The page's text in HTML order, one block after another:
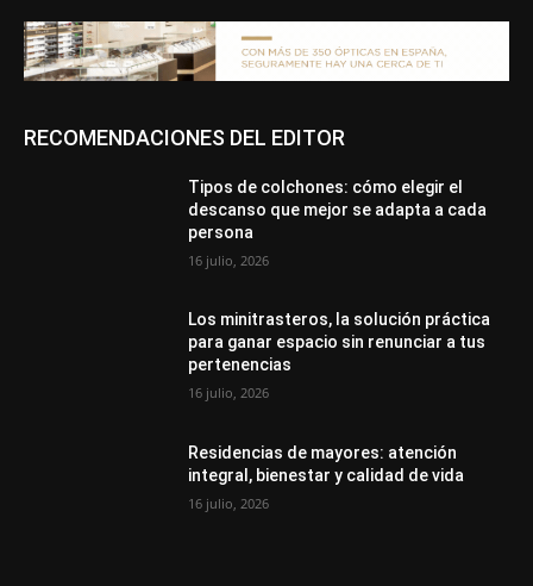
RECOMENDACIONES DEL EDITOR
Tipos de colchones: cómo elegir el
descanso que mejor se adapta a cada
persona
16 julio, 2026
Los minitrasteros, la solución práctica
para ganar espacio sin renunciar a tus
pertenencias
16 julio, 2026
Residencias de mayores: atención
integral, bienestar y calidad de vida
16 julio, 2026